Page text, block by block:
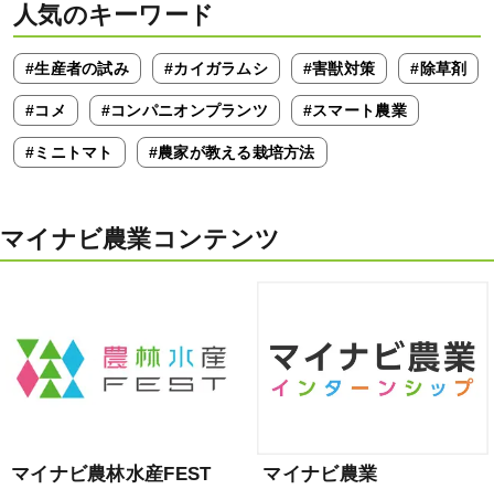
人気のキーワード
#生産者の試み #カイガラムシ #害獣対策 #除草剤
#コメ #コンパニオンプランツ #スマート農業
#ミニトマト #農家が教える栽培方法
マイナビ農業コンテンツ
マイナビ農林水産FEST
マイナビ農業